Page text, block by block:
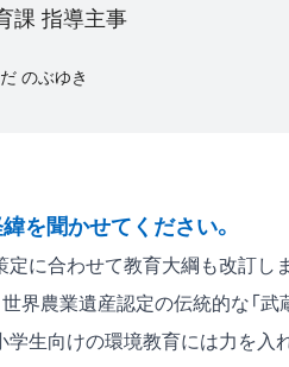
課 指導主事
のぶゆき
を聞かせてください。
に合わせて教育大綱も改訂し
界農業遺産認定の伝統的な「武
学生向けの環境教育には力を入